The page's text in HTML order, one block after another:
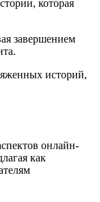
которая
завершением
историй,
онлайн-
как